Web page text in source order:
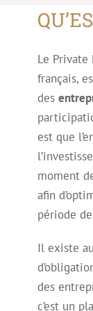
Le Private
français,
des
est que
moment
afin
période
Il existe
des
c’est un